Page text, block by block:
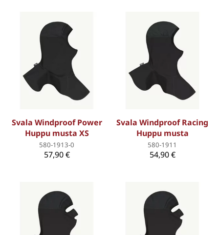
Svala Windproof Power
Huppu musta XS
580-1913-0
57,90 €
Svala Windproof Racing
Huppu musta
580-1911
54,90 €